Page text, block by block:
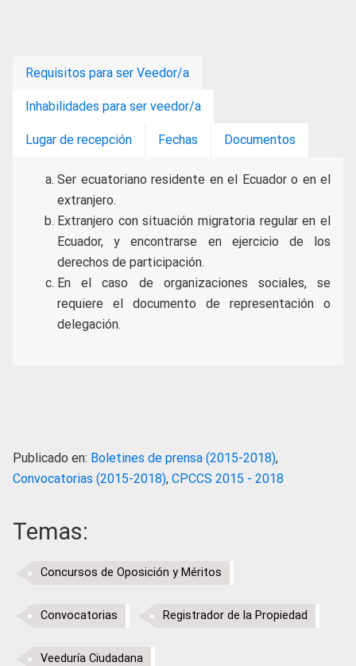
Requisitos para ser Veedor/a
Inhabilidades para ser veedor/a
Lugar de recepción Fechas Documentos
Ser ecuatoriano residente en el Ecuador o en el
extranjero.
Extranjero con situación migratoria regular en el
Ecuador, y encontrarse en ejercicio de los
derechos de participación.
En el caso de organizaciones sociales, se
requiere el documento de representación o
delegación.
Publicado en: Boletines de prensa (2015-2018),
Convocatorias (2015-2018), CPCCS 2015 - 2018
Temas:
Concursos de Oposición y Méritos
Convocatorias Registrador de la Propiedad
Veeduría Ciudadana